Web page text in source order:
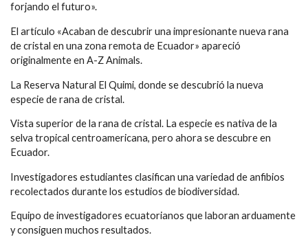
forjando el futuro».
El artículo «Acaban de descubrir una impresionante nueva rana
de cristal en una zona remota de Ecuador» apareció
originalmente en A-Z Animals.
La Reserva Natural El Quimi, donde se descubrió la nueva
especie de rana de cristal.
Vista superior de la rana de cristal. La especie es nativa de la
selva tropical centroamericana, pero ahora se descubre en
Ecuador.
Investigadores estudiantes clasifican una variedad de anfibios
recolectados durante los estudios de biodiversidad.
Equipo de investigadores ecuatorianos que laboran arduamente
y consiguen muchos resultados.